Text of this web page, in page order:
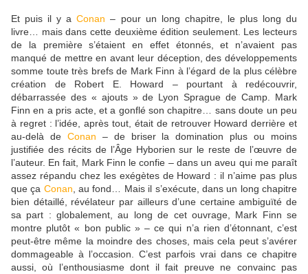
Et puis il y aConan – pour un long chapitre, le plus long du
livre… mais dans cette deuxième édition seulement. Les lecteurs
de la première s’étaient en effet étonnés, et n’avaient pas
manqué de mettre en avant leur déception, des développements
somme toute très brefs de Mark Finn à l’égard de la plus célèbre
création de Robert E. Howard – pourtant à redécouvrir,
débarrassée des « ajouts » de Lyon Sprague de Camp. Mark
Finn en a pris acte, et a gonflé son chapitre… sans doute un peu
à regret : l’idée, après tout, était de retrouver Howard derrière et
au-delà de Conan – de briser la domination plus ou moins
justifiée des récits de l’Âge Hyborien sur le reste de l’œuvre de
l’auteur. En fait, Mark Finn le confie – dans un aveu qui me paraît
assez répandu chez les exégètes de Howard : il n’aime pas plus
que ça Conan , au fond… Mais il s’exécute, dans un long chapitre
bien détaillé, révélateur par ailleurs d’une certaine ambiguïté de
sa part : globalement, au long de cet ouvrage, Mark Finn se
montre plutôt « bon public » – ce qui n’a rien d’étonnant, c’est
peut-être même la moindre des choses, mais cela peut s’avérer
dommageable à l’occasion. C’est parfois vrai dans ce chapitre
aussi, où l’enthousiasme dont il fait preuve ne convainc pas